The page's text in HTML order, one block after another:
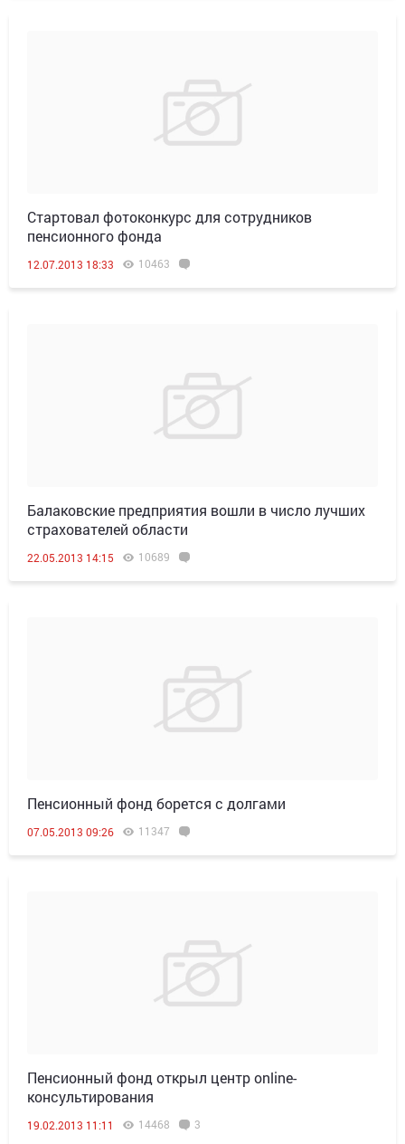
Стартовал фотоконкурс для сотрудников
пенсионного фонда
12.07.2013 18:33 10463
Балаковские предприятия вошли в число лучших
страхователей области
22.05.2013 14:15 10689
Пенсионный фонд борется с долгами
07.05.2013 09:26 11347
Пенсионный фонд открыл центр online-
консультирования
19.02.2013 11:11 14468 3